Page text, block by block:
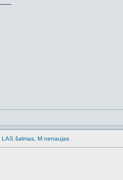
LAS šalmas, M nenaujas